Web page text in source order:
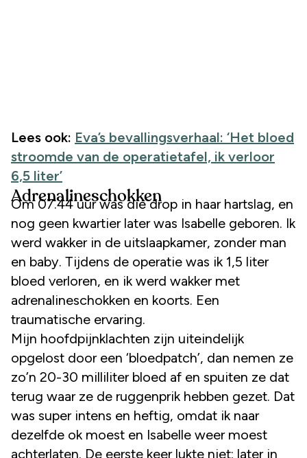
Lees ook: Eva’s bevallingsverhaal: ‘Het bloed
stroomde van de operatietafel, ik verloor
6,5 liter’
Adrenalineschokken
Om 07.44 uur was die drop in haar hartslag, en
nog geen kwartier later was Isabelle geboren. Ik
werd wakker in de uitslaapkamer, zonder man
en baby. Tijdens de operatie was ik 1,5 liter
bloed verloren, en ik werd wakker met
adrenalineschokken en koorts. Een
traumatische ervaring.
Mijn hoofdpijnklachten zijn uiteindelijk
opgelost door een ‘bloedpatch’, dan nemen ze
zo’n 20-30 milliliter bloed af en spuiten ze dat
terug waar ze de ruggenprik hebben gezet. Dat
was super intens en heftig, omdat ik naar
dezelfde ok moest en Isabelle weer moest
achterlaten. De eerste keer lukte niet; later in